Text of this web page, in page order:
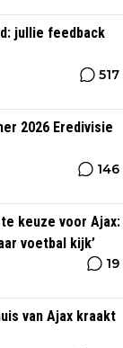
jullie feedback
517
2026 Eredivisie
146
keuze voor Ajax:
voetbal kijk’
19
van Ajax kraakt